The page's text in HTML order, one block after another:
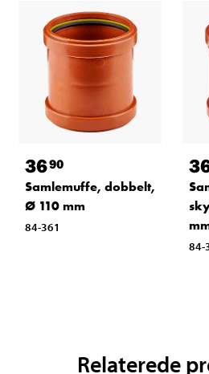
3690
Samlemuffe, dobbelt,
Ø 110 mm
84-361
84-
Relaterede